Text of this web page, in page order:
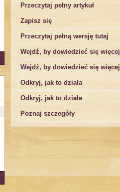
Przeczytaj pełny artykuł
Zapisz się
Przeczytaj pełną wersję tutaj
Wejdź, by dowiedzieć się więcej
Wejdź, by dowiedzieć się więcej
Odkryj, jak to działa
Odkryj, jak to działa
Poznaj szczegóły